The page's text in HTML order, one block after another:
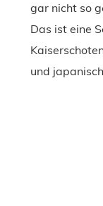
gar nicht so
Das ist eine
und